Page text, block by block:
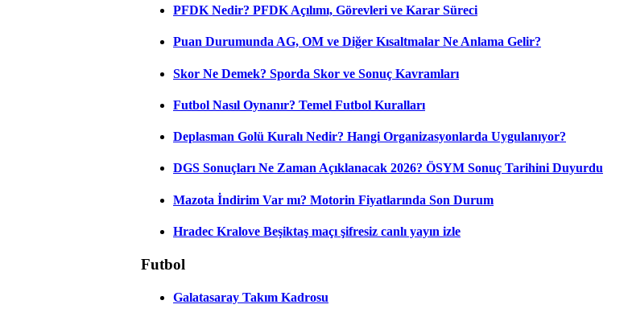
PFDK Nedir? PFDK Açılımı, Görevleri ve Karar Süreci
Puan Durumunda AG, OM ve Diğer Kısaltmalar Ne Anlama Gelir?
Skor Ne Demek? Sporda Skor ve Sonuç Kavramları
Futbol Nasıl Oynanır? Temel Futbol Kuralları
Deplasman Golü Kuralı Nedir? Hangi Organizasyonlarda Uygulanıyor?
DGS Sonuçları Ne Zaman Açıklanacak 2026? ÖSYM Sonuç Tarihini Duyurdu
Mazota İndirim Var mı? Motorin Fiyatlarında Son Durum
Hradec Kralove Beşiktaş maçı şifresiz canlı yayın izle
Futbol
Galatasaray Takım Kadrosu